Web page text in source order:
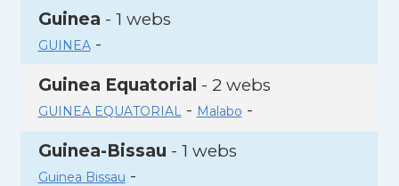
Guinea - 1 webs
GUINEA-
Guinea Equatorial - 2 webs
GUINEA EQUATORIAL- Malabo -
Guinea-Bissau - 1 webs
Guinea Bissau -